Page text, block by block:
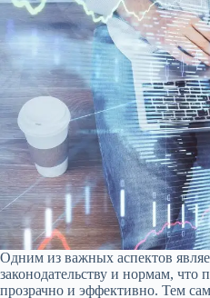
Одним из важных аспектов
законодательству и нормам, что
прозрачно и эффективно. Тем